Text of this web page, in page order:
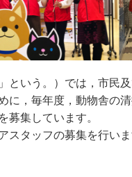
いう。）では，市民
に，毎年度，動物舎の
募集しています。
タッフの募集を行い